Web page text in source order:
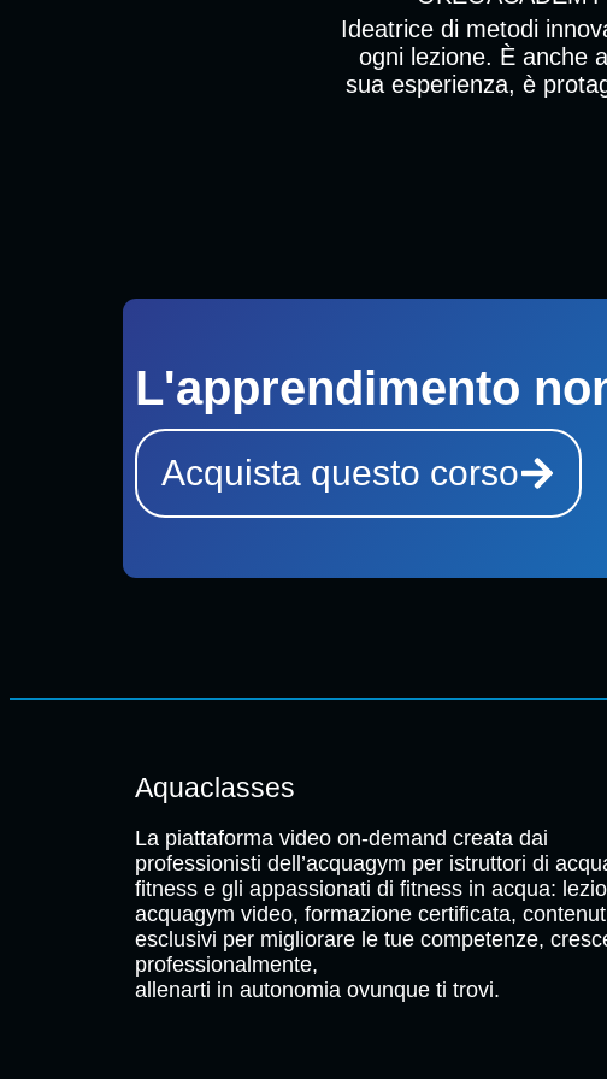
Ideatrice di metodi
ogni lezione. È anche
sua esperienza, è
L'apprendimento
Acquista questo corso
Aquaclasses
La piattaforma video on-demand creata dai
professionisti dell’acquagym per istruttori di
fitness e gli appassionati di fitness in acqua:
acquagym video, formazione certificata,
esclusivi per migliorare le tue competenze,
professionalmente,
allenarti in autonomia ovunque ti trovi.